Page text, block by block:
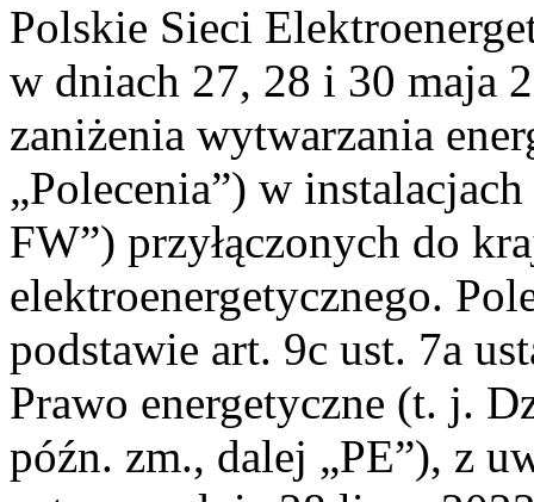
Polskie Sieci
w dniach 27, 28 i 30 maja
zaniżenia wytwarzania
„Polecenia”) w
FW”) przyłączonych do
elektroenergetycznego.
podstawie art. 9c ust. 7a
Prawo energetyczne (t. j.
późn. zm., dalej „PE”), z